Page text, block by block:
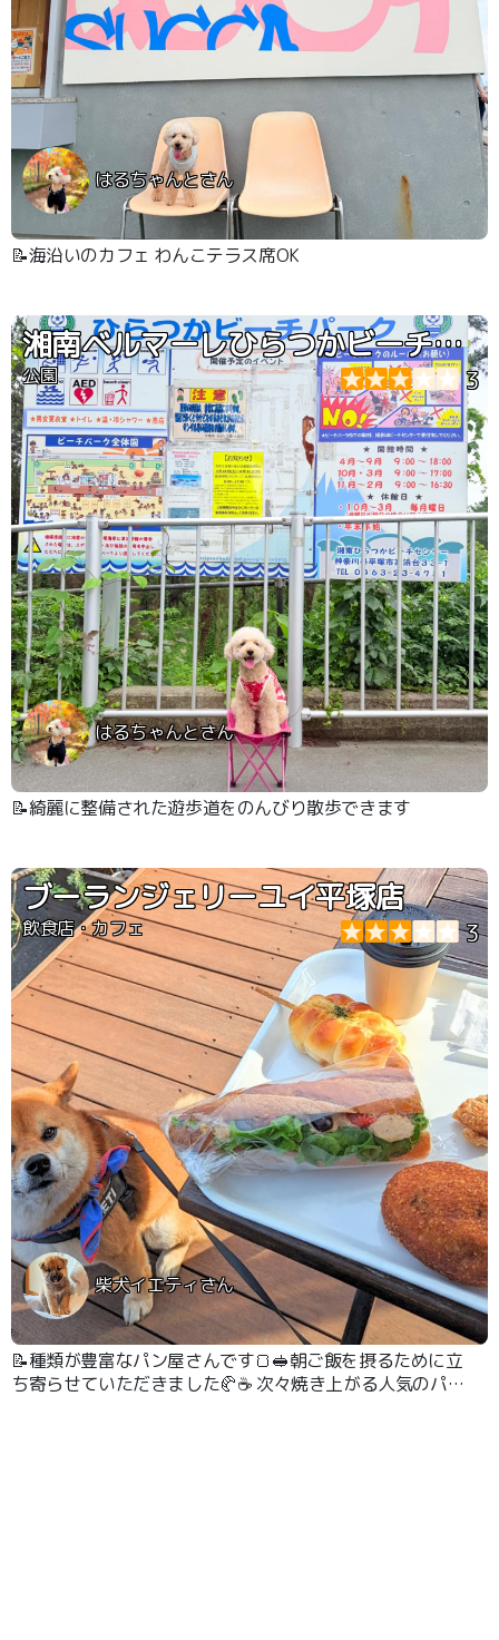
はるちゃんとさん
📝海沿いのカフェ わんこテラス席OK
湘南ベルマーレひらつかビーチパーク
公園 3
はるちゃんとさん
📝綺麗に整備された遊歩道をのんびり散歩できます
ブーランジェリーユイ平塚店
飲食店・カフェ 3
柴犬イエティさん
📝種類が豊富なパン屋さんです🍞🥪朝ご飯を摂るために立
ち寄らせていただきました🥐☕ 次々焼き上がる人気のパン